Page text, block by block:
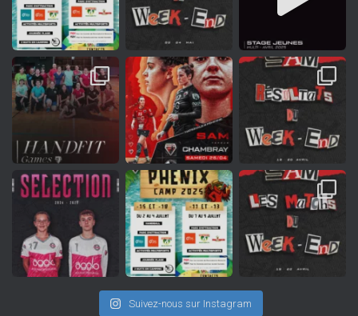
Suivez-nous sur Instagram